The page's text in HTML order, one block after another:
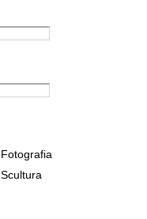
Fotografia
Scultura